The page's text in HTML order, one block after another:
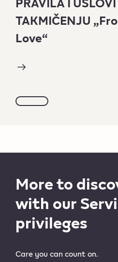
TAKMIČENJU
Love“
More to
with our
privileges ​
Care you can count on.